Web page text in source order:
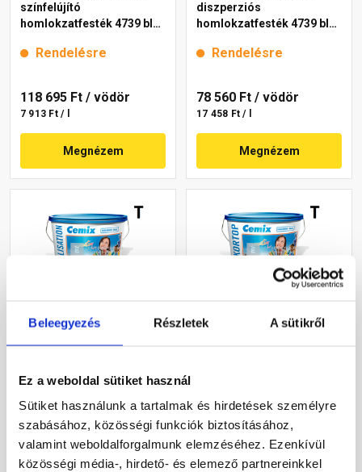
Beleegyezés Részletek A sütikről
Ez a weboldal sütiket használ
Sütiket használunk a tartalmak és hirdetések személyre
szabásához, közösségi funkciók biztosításához,
valamint weboldalforgalmunk elemzéséhez. Ezenkívül
közösségi média-, hirdető- és elemező partnereinkkel
színfelújító
homlokzatfesték 4739 blue
Rendelésre
118 695 Ft / vödör
7 913 Ft / l
Megnézem
diszperziós
homlokzatfesték 4739 blue
Rendelésre
78 560 Ft / vödör
17 458 Ft / l
Megnézem
15 l
Rendelésre
91 245 Ft/ vödör
6 083 Ft / l
Rendelésre
70 415 Ft/ vödör
15 648 Ft / l